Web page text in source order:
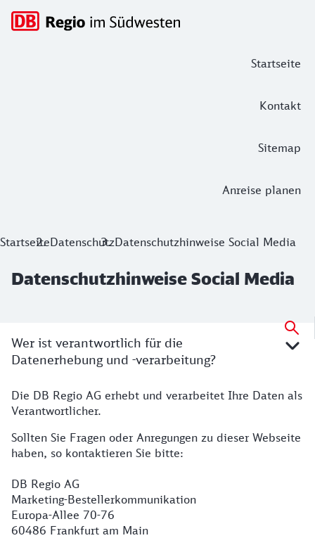
Startseite
Kontakt
Sitemap
Anreise planen
Hauptnavigation
Datenschutzhinweise Social Media
StartseiteDatenschutzDatenschutzhinweise Social Media
Datenschutzhinweise Social Media
Wer ist verantwortlich für die
Datenerhebung und -verarbeitung?
Verantwortlichkeiten
Die DB Regio AG erhebt und verarbeitet Ihre Daten als
Verantwortlicher.
Sollten Sie Fragen oder Anregungen zu dieser Webseite
haben, so kontaktieren Sie bitte:
DB Regio AG
Marketing-Bestellerkommunikation
Europa-Allee 70-76
60486 Frankfurt am Main